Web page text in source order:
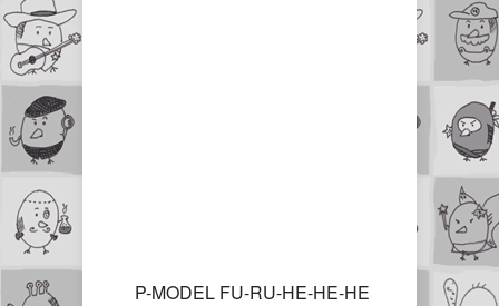
P-MODEL FU-RU-HE-HE-HE